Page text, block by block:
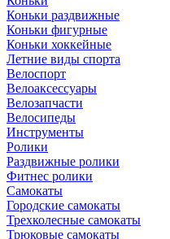
Коньки раздвижные
Коньки фигурные
Коньки хоккейные
Летние виды спорта
Велоспорт
Велоаксессуары
Велозапчасти
Велосипеды
Инструменты
Ролики
Раздвижные ролики
Фитнес ролики
Самокаты
Городские самокаты
Трехколесные самокаты
Трюковые самокаты